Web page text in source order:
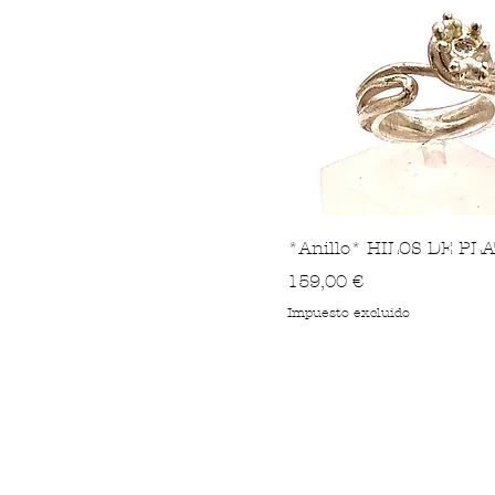
*Anillo* HILOS DE
Precio
159,00 €
Impuesto excluido